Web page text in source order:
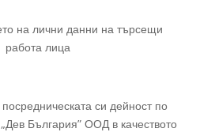
на лични данни на търсещи
работа лица
си дейност по
България” ООД в качеството